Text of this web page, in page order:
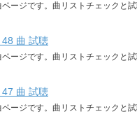
ージです。曲リストチェックと試
曲 試聴
ージです。曲リストチェックと試
曲 試聴
ージです。曲リストチェックと試